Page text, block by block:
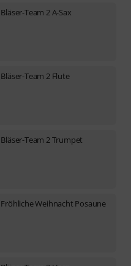
Bläser-Team 2 A-Sax
Bläser-Team 2 Flute
Bläser-Team 2 Trumpet
Fröhliche Weihnacht Posaune